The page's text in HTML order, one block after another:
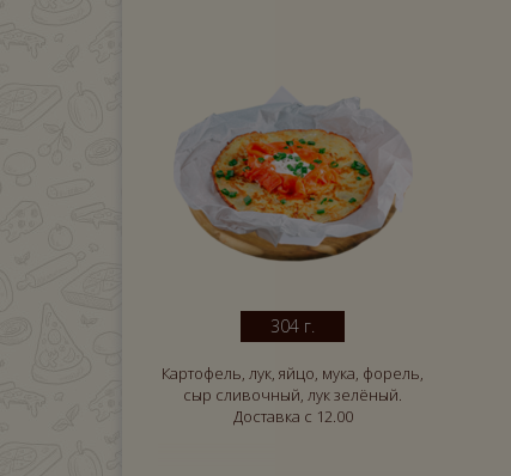
304 г.
Картофель, лук, яйцо, мука, форель,
сыр сливочный, лук зелёный.
Доставка с 12.00